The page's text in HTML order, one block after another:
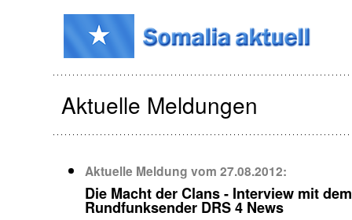
Aktuelle Meldungen
Aktuelle Meldung vom 27.08.2012:
Die Macht der Clans - Interview mit
Rundfunksender DRS 4 News